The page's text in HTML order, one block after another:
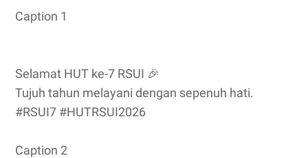
Caption 1
Selamat HUT ke-7 RSUI 🎉
Tujuh tahun melayani dengan sepenuh hati.
#RSUI7 #HUTRSUI2026
Caption 2